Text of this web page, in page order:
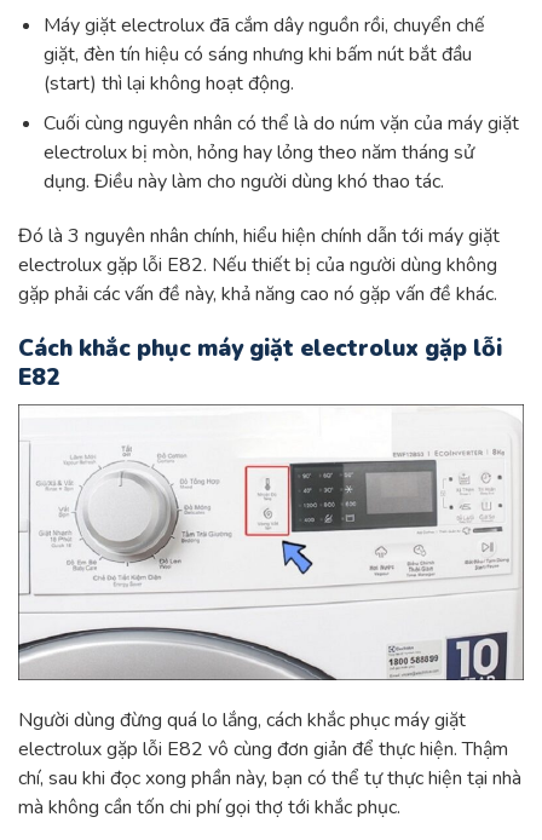
Máy giặt electrolux đã cắm dây nguồn rồi, chuyển chế
giặt, đèn tín hiệu có sáng nhưng khi bấm nút bắt đầu
(start) thì lại không hoạt động.
Cuối cùng nguyên nhân có thể là do núm vặn của máy giặt
electrolux bị mòn, hỏng hay lỏng theo năm tháng sử
dụng. Điều này làm cho người dùng khó thao tác.
Đó là 3 nguyên nhân chính, hiểu hiện chính dẫn tới máy giặt
electrolux gặp lỗi E82. Nếu thiết bị của người dùng không
gặp phải các vấn đề này, khả năng cao nó gặp vấn đề khác.
Cách khắc phục máy giặt electrolux gặp lỗi
E82
Người dùng đừng quá lo lắng, cách khắc phục máy giặt
electrolux gặp lỗi E82 vô cùng đơn giản để thực hiện. Thậm
chí, sau khi đọc xong phần này, bạn có thể tự thực hiện tại nhà
mà không cần tốn chi phí gọi thợ tới khắc phục.